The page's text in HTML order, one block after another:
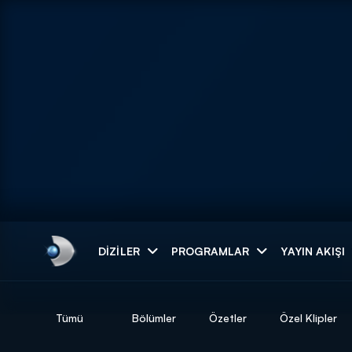
DIZILER PROGRAMLAR YAYIN AKIŞI
Tümü Bölümler Özetler Özel Klipler